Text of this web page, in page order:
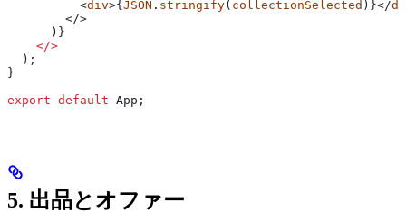
          <
div>{ JSON . stringify( collectionSelected )}</
        </>
      )}
    </>
  );
}
export default App ;
5. 出品とオファー